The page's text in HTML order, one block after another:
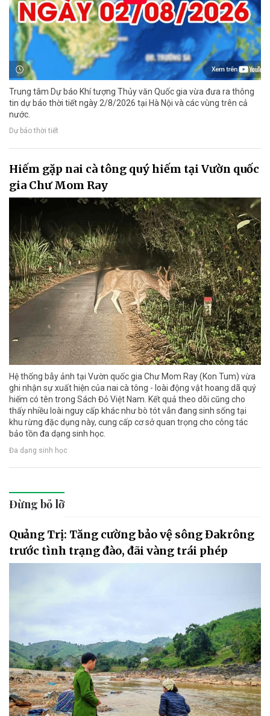
Trung tâm Dự báo Khí tượng Thủy văn Quốc gia vừa đưa ra thông
tin dự báo thời tiết ngày 2/8/2026 tại Hà Nội và các vùng trên cả
nước.
Dự báo thời tiết
Hiếm gặp nai cà tông quý hiếm tại Vườn quốc
gia Chư Mom Ray
Hệ thống bẫy ảnh tại Vườn quốc gia Chư Mom Ray (Kon Tum) vừa
ghi nhận sự xuất hiện của nai cà tông - loài động vật hoang dã quý
hiếm có tên trong Sách Đỏ Việt Nam. Kết quả theo dõi cũng cho
thấy nhiều loài nguy cấp khác như bò tót vẫn đang sinh sống tại
khu rừng đặc dụng này, cung cấp cơ sở quan trọng cho công tác
bảo tồn đa dạng sinh học.
Đa dạng sinh học
Đừng bỏ lỡ
Quảng Trị: Tăng cường bảo vệ sông Đakrông
trước tình trạng đào, đãi vàng trái phép